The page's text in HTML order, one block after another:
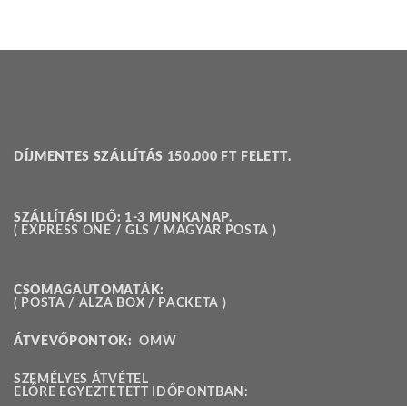
DÍJMENTES SZÁLLÍTÁS 150.000 FT FELETT.
SZÁLLÍTÁSI IDŐ: 1-3 MUNKANAP.
( EXPRESS ONE / GLS / MAGYAR POSTA )
CSOMAGAUTOMATÁK:
( POSTA / ALZA BOX / PACKETA )
ÁTVEVŐPONTOK:OMW
SZEMÉLYES ÁTVÉTEL
ELŐRE EGYEZTETETT IDŐPONTBAN: